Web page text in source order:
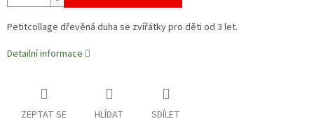
Petitcollage dřevěná duha se zvířátky pro děti od 3 let.
Detailní informace
ZEPTAT SE HLÍDAT SDÍLET